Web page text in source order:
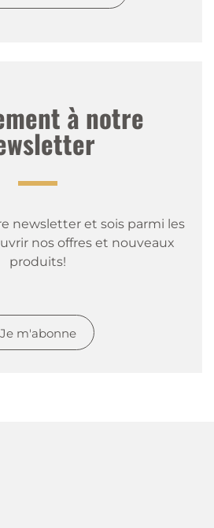
à notre
newsletter et sois parmi les
nos offres et nouveaux
produits!
Je m'abonne